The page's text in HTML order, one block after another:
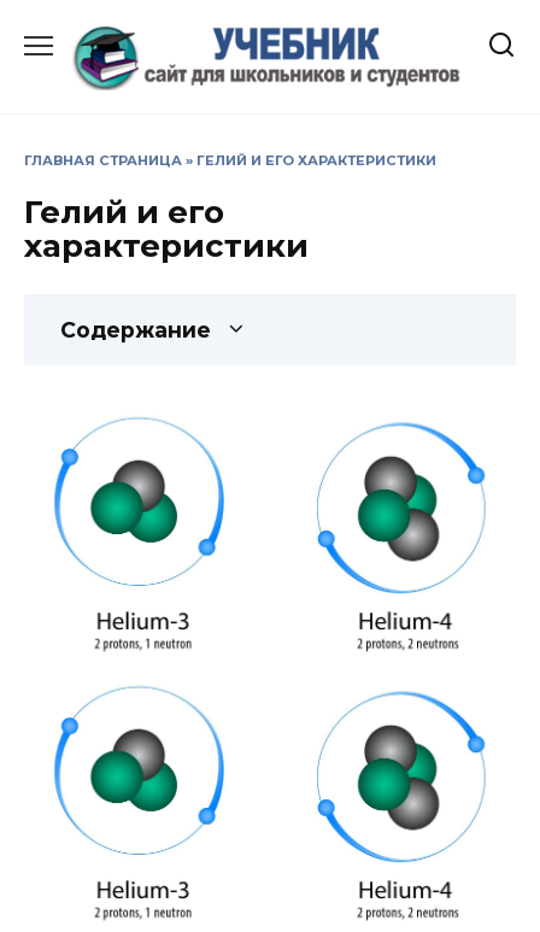
содержанию
ГЛАВНАЯ СТРАНИЦА » ГЕЛИЙ И ЕГО ХАРАКТЕРИСТИКИ
Гелий и его
характеристики
Содержание